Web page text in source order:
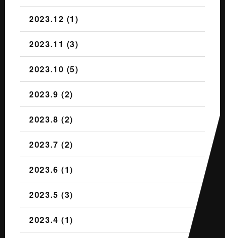
2023.12 (1)
2023.11 (3)
2023.10 (5)
2023.9 (2)
2023.8 (2)
2023.7 (2)
2023.6 (1)
2023.5 (3)
2023.4 (1)